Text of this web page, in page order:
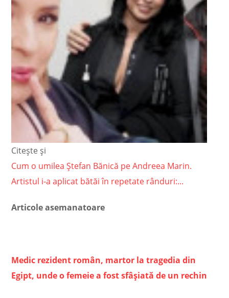
Citește și
Cum o umilea Ștefan Bănică pe Andreea Marin.
Artistul i-a aplicat bătăi în repetate rânduri:...
Articole asemanatoare
Medic rezident român, martor la tragedia din
Egipt, unde o femeie a fost sfâșiată de un rechin